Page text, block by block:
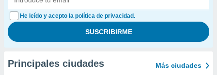
He leído y acepto la política de privacidad.
Principales ciudades Más ciudades